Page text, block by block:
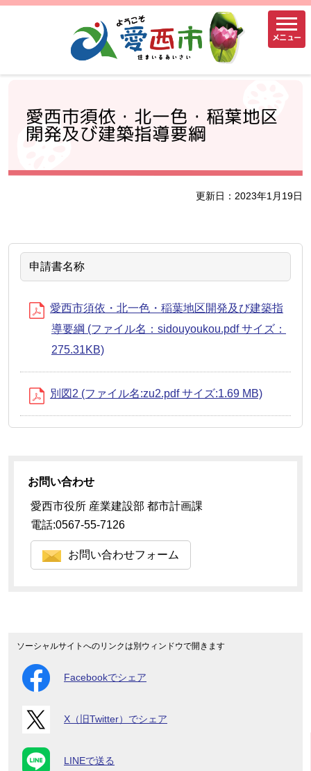
メニュー
愛西市須依・北一色・稲葉地区
開発及び建築指導要綱
更新日：2023年1月19日
申請書名称
愛西市須依・北一色・稲葉地区開発及び建築指
導要綱 (ファイル名：sidouyoukou.pdf サイズ：
275.31KB)
別図2 (ファイル名:zu2.pdf サイズ:1.69 MB)
お問い合わせ
愛西市役所 産業建設部 都市計画課
電話:0567-55-7126
お問い合わせフォーム
ソーシャルサイトへのリンクは別ウィンドウで開きます
Facebookでシェア
X（旧Twitter）でシェア
LINEで送る